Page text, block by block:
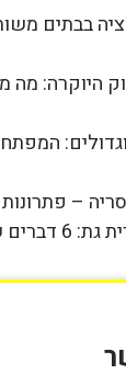
בבתים
היוקרה: מה
–
לפספס